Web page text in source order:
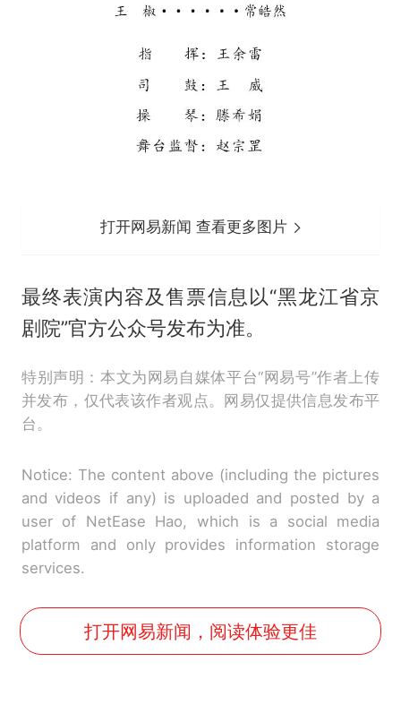
打开网易新闻 查看更多图片
最终表演内容及售票信息以“黑龙江省京
剧院”官方公众号发布为准。
特别声明：本文为网易自媒体平台“网易号”作者上传
并发布，仅代表该作者观点。网易仅提供信息发布平
台。
Notice: The content above (including the pictures
and videos if any) is uploaded and posted by a
user of NetEase Hao, which is a social media
platform and only provides information storage
services.
打开网易新闻，阅读体验更佳